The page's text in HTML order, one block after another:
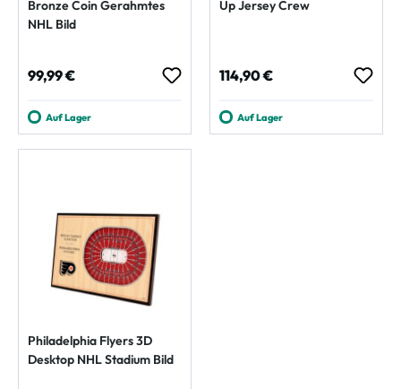
Bronze Coin Gerahmtes
NHL Bild
Regulärer Preis:
99,99 €
Auf Lager
Up Jersey Crew
Regulärer Preis:
114,90 €
Auf Lager
Philadelphia Flyers 3D
Desktop NHL Stadium Bild